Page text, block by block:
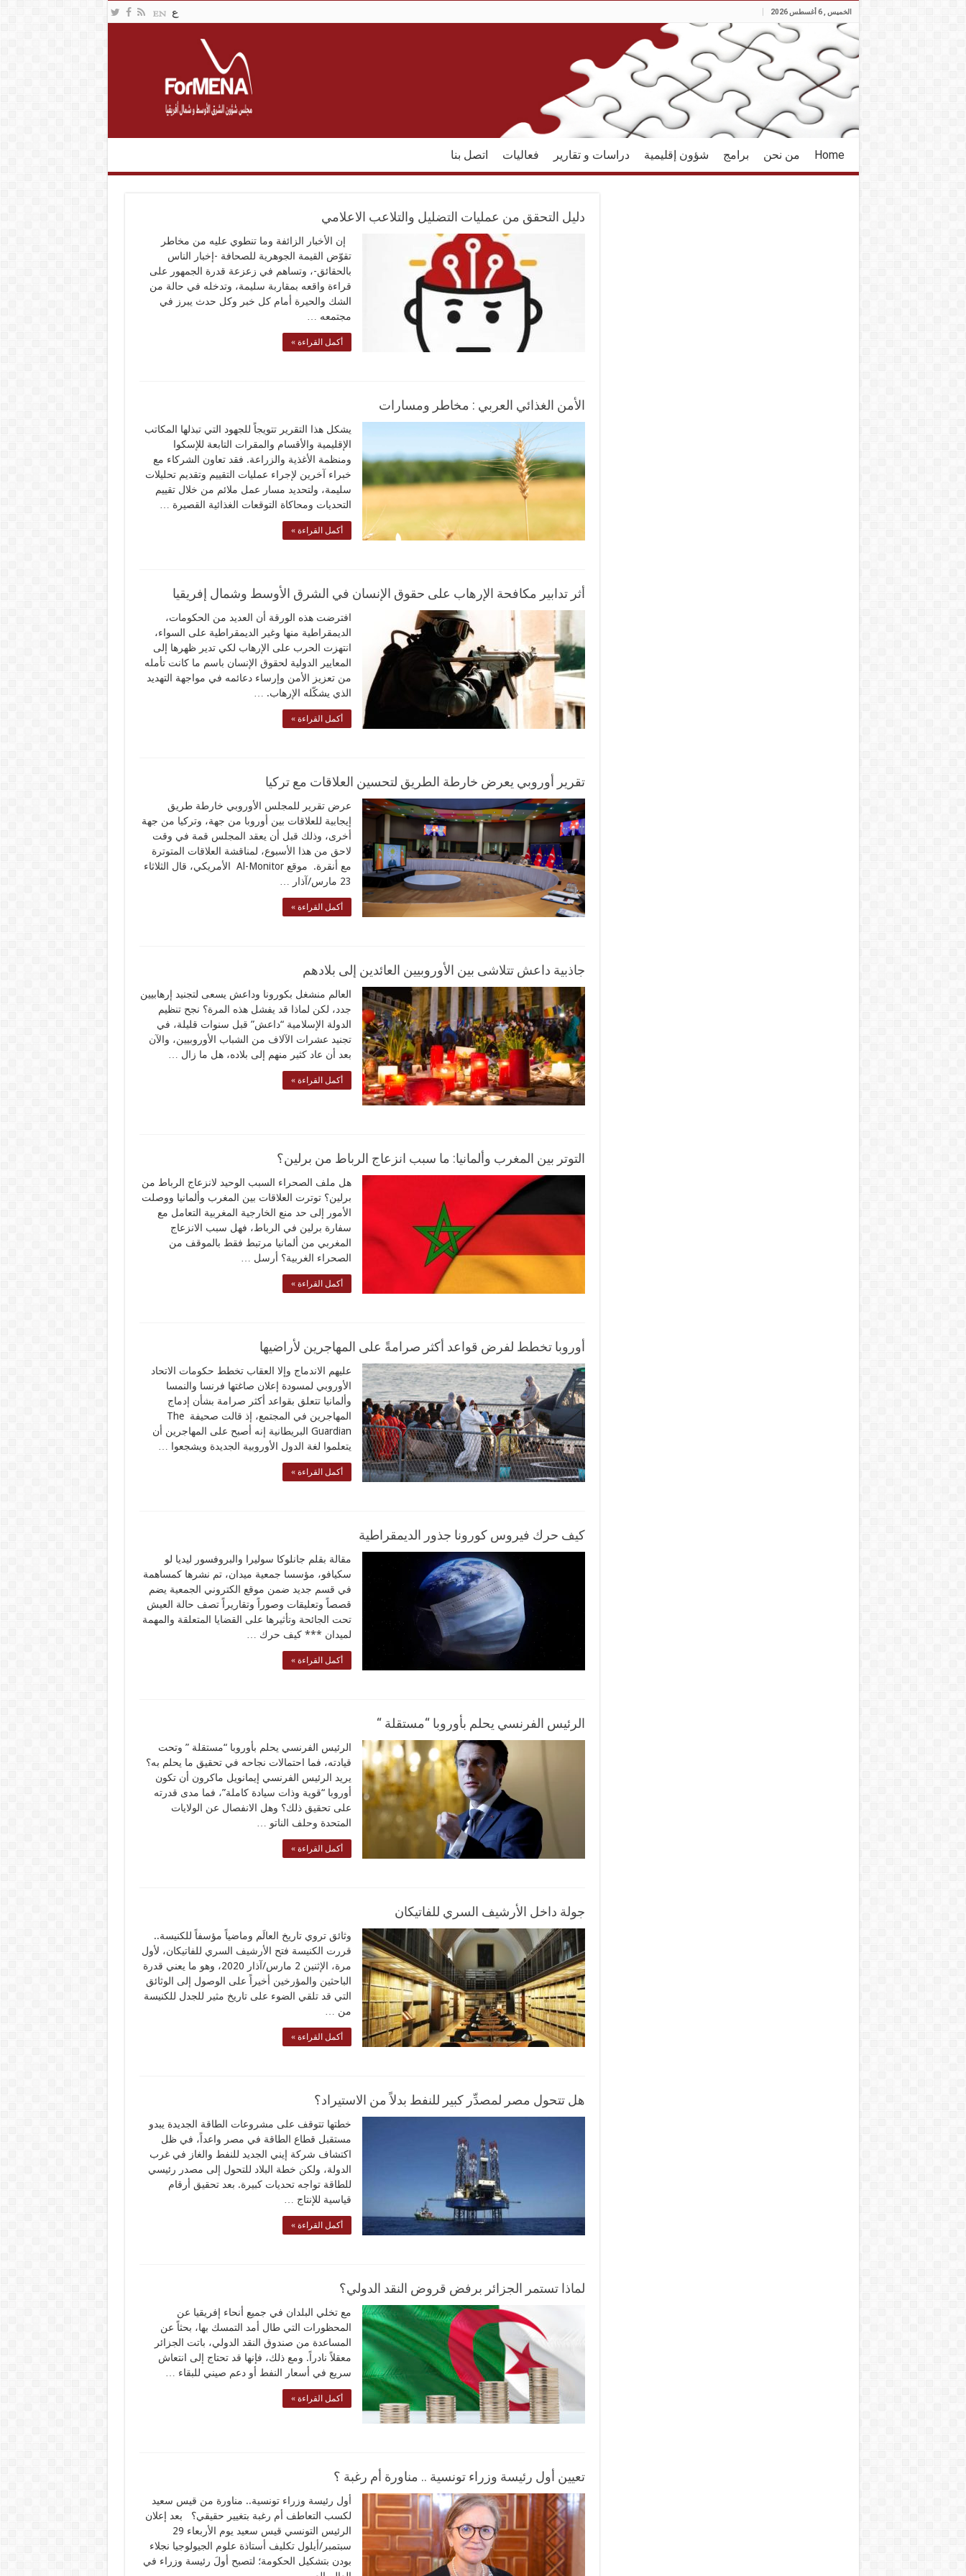
الخميس , 6 أغسطس 2026
Home من نحن برامج شؤون إقليمية دراسات و تقارير فعاليات اتصل بنا
دليل التحقق من عمليات التضليل والتلاعب الاعلامي
إن الأخبار الزائفة وما تنطوي عليه من مخاطر
تقوّض القيمة الجوهرية للصحافة -إخبار الناس
بالحقائق-، وتساهم في زعزعة قدرة الجمهور على
قراءة واقعه بمقاربة سليمة، وتدخله في حالة من
الشك والحيرة أمام كل خبر وكل حدث يبرز في
مجتمعه …
أكمل القراءة »
الأمن الغذائي العربي : مخاطر ومسارات
يشكل هذا التقرير تتويجاً للجهود التي تبذلها المكاتب
الإقليمية والأقسام والمقرات التابعة للإسكوا
ومنظمة الأغذية والزراعة. فقد تعاون الشركاء مع
خبراء آخرين لإجراء عمليات التقييم وتقديم تحليلات
سليمة، ولتحديد مسار عمل ملائم من خلال تقييم
التحديات ومحاكاة التوقعات الغذائية القصيرة …
أكمل القراءة »
أثر تدابير مكافحة الإرهاب على حقوق الإنسان في الشرق الأوسط وشمال إفريقيا
افترضت هذه الورقة أن العديد من الحكومات،
الديمقراطية منها وغير الديمقراطية على السواء،
انتهزت الحرب على الإرهاب لكي تدير ظهرها إلى
المعايير الدولية لحقوق الإنسان باسم ما كانت تأمله
من تعزيز الأمن وإرساء دعائمه في مواجهة التهديد
الذي يشكّله الإرهاب. …
أكمل القراءة »
تقرير أوروبي يعرض خارطة الطريق لتحسين العلاقات مع تركيا
عرض تقرير للمجلس الأوروبي خارطة طريق
إيجابية للعلاقات بين أوروبا من جهة، وتركيا من جهة
أخرى، وذلك قبل أن يعقد المجلس قمة في وقت
لاحق من هذا الأسبوع، لمناقشة العلاقات المتوترة
مع أنقرة. موقع Al-Monitor الأمريكي، قال الثلاثاء
23 مارس/آذار …
أكمل القراءة »
جاذبية داعش تتلاشى بين الأوروبيين العائدين إلى بلادهم
العالم منشغل بكورونا وداعش يسعى لتجنيد إرهابيين
جدد، لكن لماذا قد يفشل هذه المرة؟ نجح تنظيم
الدولة الإسلامية “داعش” قبل سنوات قليلة، في
تجنيد عشرات الآلاف من الشباب الأوروبيين، والآن
بعد أن عاد كثير منهم إلى بلاده، هل ما زال …
أكمل القراءة »
التوتر بين المغرب وألمانيا: ما سبب انزعاج الرباط من برلين؟
هل ملف الصحراء السبب الوحيد لانزعاج الرباط من
برلين؟ توترت العلاقات بين المغرب وألمانيا ووصلت
الأمور إلى حد منع الخارجية المغربية التعامل مع
سفارة برلين في الرباط، فهل سبب الانزعاج
المغربي من ألمانيا مرتبط فقط بالموقف من
الصحراء الغربية؟ أرسل …
أكمل القراءة »
أوروبا تخطط لفرض قواعد أكثر صرامةً على المهاجرين لأراضيها
عليهم الاندماج وإلا العقاب تخطط حكومات الاتحاد
الأوروبي لمسودة إعلان صاغتها فرنسا والنمسا
وألمانيا تتعلق بقواعد أكثر صرامة بشأن إدماج
المهاجرين في المجتمع، إذ قالت صحيفة The
Guardian البريطانية إنه أصبح على المهاجرين أن
يتعلموا لغة الدول الأوروبية الجديدة ويشجعوا …
أكمل القراءة »
كيف حرك فيروس كورونا جذور الديمقراطية
مقالة بقلم جانلوكا سوليرا والبروفسور ليديا لو
سكيافو، مؤسسا جمعية ميدان، تم نشرها كمساهمة
في قسم جديد ضمن موقع الكتروني الجمعية يضم
قصصاً وتعليقات وصوراً وتقاريراً تصف حالة العيش
تحت الجائحة وتأثيرها على القضايا المتعلقة والمهمة
لميدان *** كيف حرك …
أكمل القراءة »
الرئيس الفرنسي يحلم بأوروبا “مستقلة “
الرئيس الفرنسي يحلم بأوروبا “مستقلة ” وتحت
قيادته، فما احتمالات نجاحه في تحقيق ما يحلم به؟
يريد الرئيس الفرنسي إيمانويل ماكرون أن تكون
أوروبا “قوية وذات سيادة كاملة”، فما مدى قدرته
على تحقيق ذلك؟ وهل الانفصال عن الولايات
المتحدة وحلف الناتو …
أكمل القراءة »
جولة داخل الأرشيف السري للفاتيكان
وثائق تروي تاريخ العالَم وماضياً مؤسفاً للكنيسة..
قررت الكنيسة فتح الأرشيف السري للفاتيكان، لأول
مرة، الإثنين 2 مارس/آذار 2020، وهو ما يعني قدرة
الباحثين والمؤرخين أخيراً على الوصول إلى الوثائق
التي قد تلقي الضوء على تاريخ مثير للجدل للكنيسة
من …
أكمل القراءة »
هل تتحول مصر لمصدِّر كبير للنفط بدلاً من الاستيراد؟
خطتها تتوقف على مشروعات الطاقة الجديدة يبدو
مستقبل قطاع الطاقة في مصر واعداً، في ظل
اكتشاف شركة إيني الجديد للنفط والغاز في غرب
الدولة، ولكن خطة البلاد للتحول إلى مصدر رئيسي
للطاقة تواجه تحديات كبيرة. بعد تحقيق أرقام
قياسية للإنتاج …
أكمل القراءة »
لماذا تستمر الجزائر برفض قروض النقد الدولي؟
مع تخلي البلدان في جميع أنحاء إفريقيا عن
المحظورات التي طال أمد التمسك بها، بحثاً عن
المساعدة من صندوق النقد الدولي، باتت الجزائر
معقلاً نادراً. ومع ذلك، فإنها قد تحتاج إلى انتعاش
سريع في أسعار النفط أو دعم صيني للبقاء …
أكمل القراءة »
تعيين أول رئيسة وزراء تونسية .. مناورة أم رغبة ؟
أول رئيسة وزراء تونسية.. مناورة من قيس سعيد
لكسب التعاطف أم رغبة بتغيير حقيقي؟ بعد إعلان
الرئيس التونسي قيس سعيد يوم الأربعاء 29
سبتمبر/أيلول تكليف أستاذة علوم الجيولوجيا نجلاء
بودن بتشكيل الحكومة؛ لتصبح أولَ رئيسة وزراء في